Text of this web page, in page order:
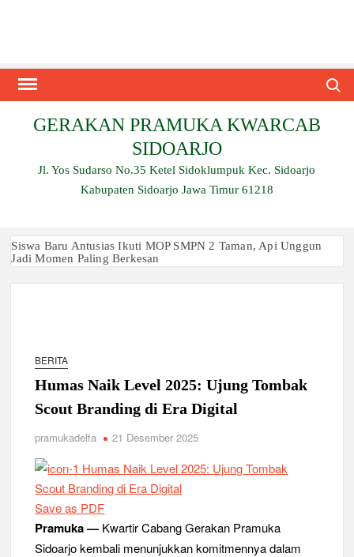
GERAKAN PRAMUKA KWARCAB
SIDOARJO
Jl. Yos Sudarso No.35 Ketel Sidoklumpuk Kec. Sidoarjo
Kabupaten Sidoarjo Jawa Timur 61218
Siswa Baru Antusias Ikuti MOP SMPN 2 Taman, Api Unggun
Jadi Momen Paling Berkesan
Relevansi Pemikiran Baden-Powell dalam Pembinaan
Kepemimpinan, Kerja Sama Tim, dan Pendidikan Karakter
Generasi Muda di Era Digital
Semangat “Cerdas, Ceria, Cekatan” Warnai Pesta Siaga
Kwarran Sukodono Tahun 2026
Gudep 14.077-14.078 Pangkalan SDN Sidodadi 1 Taman
Cetak Generasi Tangguh
Pramuka SMKN 1 Jabon Tempa Disiplin dan Kepedulian
Sosial Melalui Jelajah Desa
BERITA
Humas Naik Level 2025: Ujung Tombak
Scout Branding di Era Digital
pramukadelta 21 Desember 2025
Save as PDF
Pramuka — Kwartir Cabang Gerakan Pramuka
Sidoarjo kembali menunjukkan komitmennya dalam